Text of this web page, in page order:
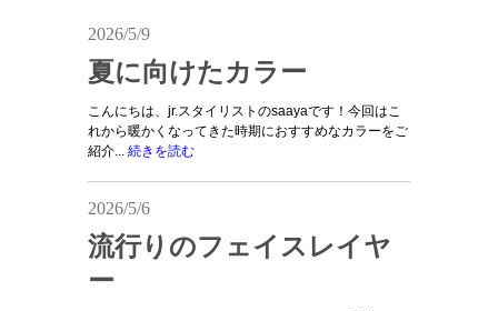
2026/5/9
夏に向けたカラー
こんにちは、jr.スタイリストのsaayaです！今回はこ
れから暖かくなってきた時期におすすめなカラーをご
紹介... 続きを読む
2026/5/6
流行りのフェイスレイヤ
ー